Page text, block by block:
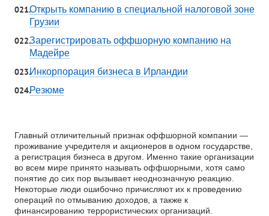
Открыть компанию в специальной налоговой зоне
Грузии
Зарегистрировать оффшорную компанию на
Мадейре
Инкорпорация бизнеса в Ирландии
Резюме
Главный отличительный признак оффшорной компании —
проживание учредителя и акционеров в одном государстве,
а регистрация бизнеса в другом. Именно такие организации
во всем мире принято называть оффшорными, хотя само
понятие до сих пор вызывает неоднозначную реакцию.
Некоторые люди ошибочно причисляют их к проведению
операций по отмыванию доходов, а также к
финансированию террористических организаций.